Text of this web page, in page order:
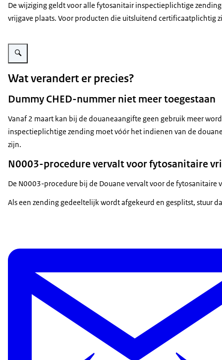
De wijziging geldt voor alle fytosanitair inspectieplichtige
vrijgave plaats. Voor producten die uitsluitend certificaatplichtig
Vergroot afbeelding Inspecteur NVWA keurt plantmateriaal op Schiphol
Wat verandert er precies?
Dummy CHED-nummer niet meer toegestaan
Vanaf 2 maart kan bij de douaneaangifte geen gebruik meer
inspectieplichtige zending moet vóór het indienen van de
zijn.
N0003-procedure vervalt voor fytosanitaire
De N0003-procedure bij de Douane vervalt voor de fytosanitaire
Als een zending gedeeltelijk wordt afgekeurd en gesplitst, stuur